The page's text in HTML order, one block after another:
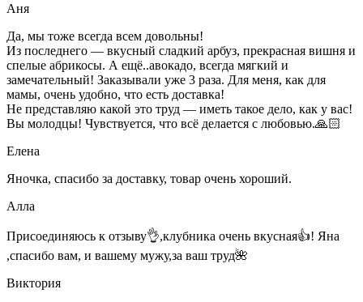
Аня
Да, мы тоже всегда всем довольны!
Из последнего — вкусный сладкий арбуз, прекрасная вишня и
спелые абрикосы. А ещё..авокадо, всегда мягкий и
замечательный! Заказывали уже 3 раза. Для меня, как для
мамы, очень удобно, что есть доставка!
Не представляю какой это труд — иметь такое дело, как у вас!
Вы молодцы! Чувствуется, что всё делается с любовью.🙏🏻
Елена
Яночка, спасибо за доставку, товар очень хороший.
Алла
Присоединяюсь к отзыву👌,клубника очень вкусная👍! Яна
,спасибо вам, и вашему мужу,за ваш труд🌺
Виктория